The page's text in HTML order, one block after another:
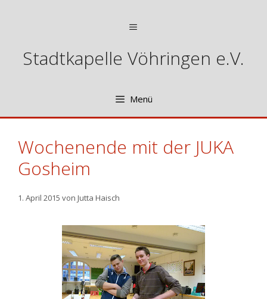
Stadtkapelle Vöhringen e.V.
Menü
Wochenende mit der JUKA
Gosheim
1. April 2015 von Jutta Haisch